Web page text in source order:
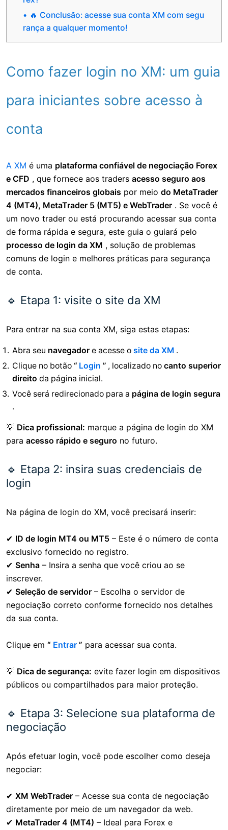
🔥 Conclusão: acesse sua conta XM com segu
rança a qualquer momento!
Como fazer login no XM: um guia
para iniciantes sobre acesso à
conta
A XM é uma plataforma confiável de negociação Forex
e CFD , que fornece aos traders acesso seguro aos
mercados financeiros globais por meio do MetaTrader
4 (MT4), MetaTrader 5 (MT5) e WebTrader . Se você é
um novo trader ou está procurando acessar sua conta
de forma rápida e segura, este guia o guiará pelo
processo de login da XM , solução de problemas
comuns de login e melhores práticas para segurança
de conta.
🔹 Etapa 1: visite o site da XM
Para entrar na sua conta XM, siga estas etapas:
Abra seu navegador e acesse o site da XM .
Clique no botão “ Login ” , localizado no canto superior
direito da página inicial.
Você será redirecionado para a página de login segura
.
💡 Dica profissional: marque a página de login do XM
para acesso rápido e seguro no futuro.
🔹 Etapa 2: insira suas credenciais de
login
Na página de login do XM, você precisará inserir:
✔ ID de login MT4 ou MT5 – Este é o número de conta
exclusivo fornecido no registro.
✔ Senha – Insira a senha que você criou ao se
inscrever.
✔ Seleção de servidor – Escolha o servidor de
negociação correto conforme fornecido nos detalhes
da sua conta.
Clique em “ Entrar ” para acessar sua conta.
💡 Dica de segurança: evite fazer login em dispositivos
públicos ou compartilhados para maior proteção.
🔹 Etapa 3: Selecione sua plataforma de
negociação
Após efetuar login, você pode escolher como deseja
negociar:
✔ XM WebTrader – Acesse sua conta de negociação
diretamente por meio de um navegador da web.
✔ MetaTrader 4 (MT4) – Ideal para Forex e